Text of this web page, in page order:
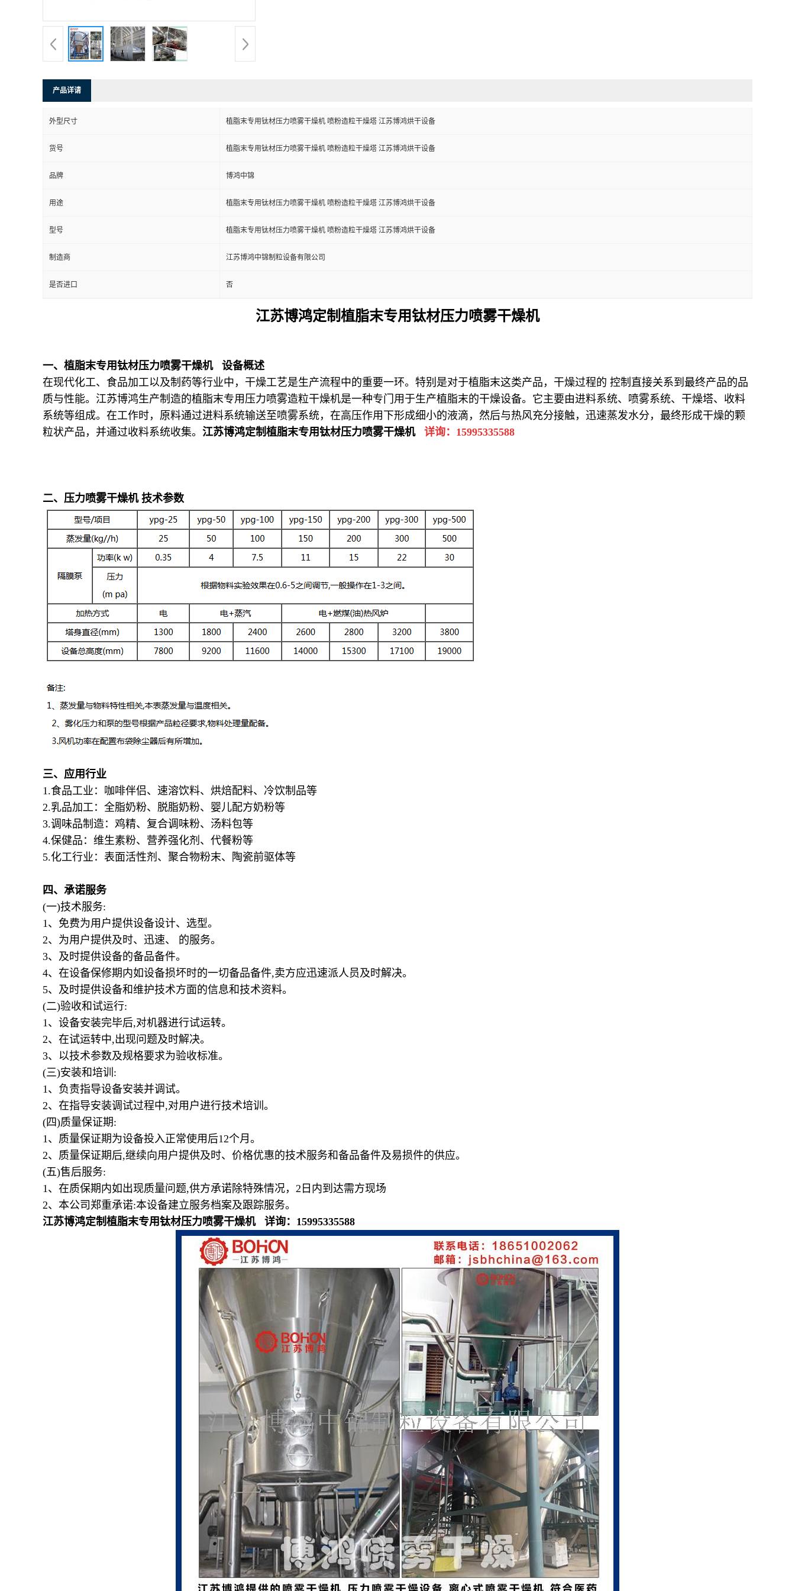
产品详请
外型尺寸 植脂末专用钛材压力喷雾干燥机 喷粉造粒干燥塔 江苏博鸿烘干设备
货号 植脂末专用钛材压力喷雾干燥机 喷粉造粒干燥塔 江苏博鸿烘干设备
品牌 博鸿中锦
用途 植脂末专用钛材压力喷雾干燥机 喷粉造粒干燥塔 江苏博鸿烘干设备
型号 植脂末专用钛材压力喷雾干燥机 喷粉造粒干燥塔 江苏博鸿烘干设备
制造商 江苏博鸿中锦制粒设备有限公司
是否进口 否
江苏博鸿定制植脂末专用钛材压力喷雾干燥机
一、 植脂末专用钛材压力喷雾干燥机 设备概述
在现代化工、食品加工以及制药等行业中，干燥工艺是生产流程中的重要一环。特别是对于植脂末这类产品，干燥过程的 控制直接关系到最终产品的品
质与性能。 江苏博鸿生产制造的植脂末专用压力喷雾造粒干燥机是一种专门用于生产植脂末的干燥设备。它主要由进料系统、喷雾系统、干燥塔、收料
系统等组成。在工作时，原料通过进料系统输送至喷雾系统，在高压作用下形成细小的液滴，然后与热风充分接触，迅速蒸发水分，最终形成干燥的颗
粒状产品，并通过收料系统收集。 江苏博鸿定制植脂末专用钛材压力喷雾干燥机 详询： 15995335588
二、压力喷雾干燥机 技术参数
三、应用行业
1.食品工业：咖啡伴侣、速溶饮料、烘焙配料、冷饮制品等
2.乳品加工：全脂奶粉、脱脂奶粉、婴儿配方奶粉等
3.调味品制造：鸡精、复合调味粉、汤料包等
4.保健品：维生素粉、营养强化剂、代餐粉等
5.化工行业：表面活性剂、聚合物粉末、陶瓷前驱体等
四、承诺服务
(一)技术服务:
1 、免费为用户提供设备设计、选型。
2、为用户提供及时、迅速、 的服务。
3、及时提供设备的备品备件。
4、在设备保修期内如设备损坏时的一切备品备件,卖方应迅速派人员及时解决。
5、及时提供设备和维护技术方面的信息和技术资料。
(二)验收和试运行:
1 、设备安装完毕后,对机器进行试运转。
2、在试运转中,出现问题及时解决。
3、以技术参数及规格要求为验收标准。
(三)安装和培训 :
1 、负责指导设备安装并调试。
2、在指导安装调试过程中,对用户进行技术培训。
(四)质量保证期:
1 、质量保证期为设备投入正常使用后12个月。
2、质量保证期后,继续向用户提供及时、价格优惠的技术服务和备品备件及易损件的供应。
(五)售后服务:
1 、在质保期内如出现质量问题,供方承诺除特殊情况， 2 日 内到达需方现场
2、本公司郑重承诺:本设备建立服务档案及跟踪服务。
江苏博鸿定制植脂末专用钛材压力喷雾干燥机 详询： 15995335588